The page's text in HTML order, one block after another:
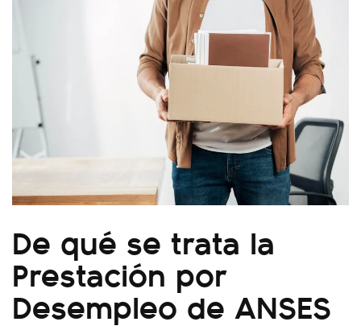
De qué se trata la
Prestación por
Desempleo de ANSES